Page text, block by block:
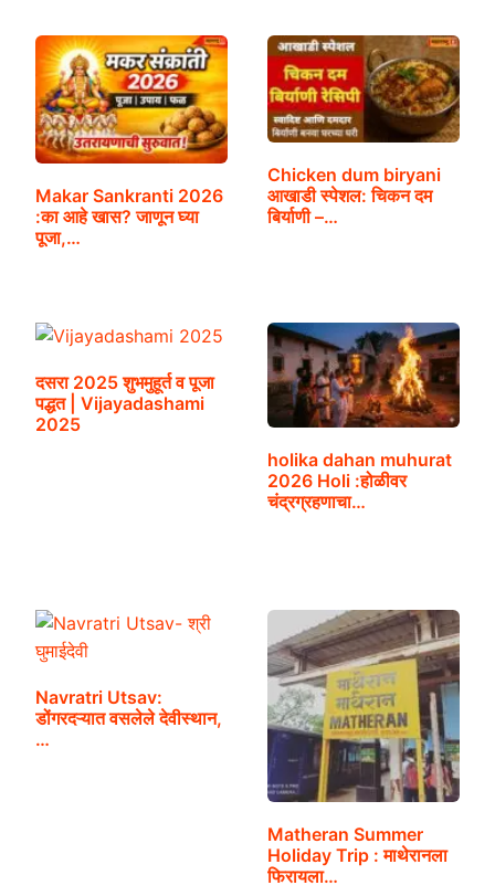
Makar Sankranti 2026
:का आहे खास? जाणून घ्या
पूजा,…
Chicken dum biryani
आखाडी स्पेशल: चिकन दम
बिर्याणी –…
दसरा 2025 शुभमुहूर्त व पूजा
पद्धत | Vijayadashami
2025
holika dahan muhurat
2026 Holi :होळीवर
चंद्रग्रहणाचा…
Navratri Utsav:
डोंगरदऱ्यात वसलेले देवीस्थान,
…
Matheran Summer
Holiday Trip : माथेरानला
फिरायला…